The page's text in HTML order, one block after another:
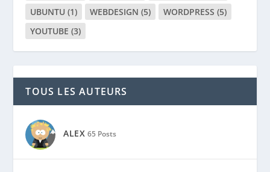
UBUNTU (1) WEBDESIGN (5) WORDPRESS (5)
YOUTUBE (3)
TOUS LES AUTEURS
ALEX 65 Posts